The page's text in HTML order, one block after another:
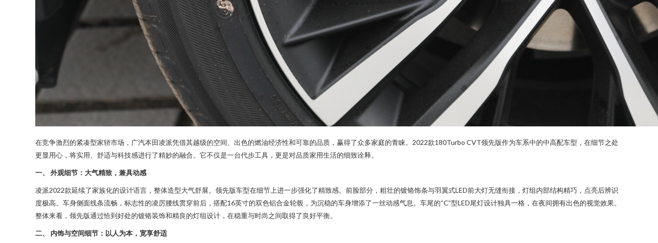
在竞争激烈的紧凑型家轿市场，广汽本田凌派凭借其越级的空间、出色的燃油经济性和可靠的品质，赢得了众多家庭的青睐。2022款180Turbo CVT领先版作为车系中的中高配车型，在细节之处
更显用心，将实用、舒适与科技感进行了精妙的融合。它不仅是一台代步工具，更是对品质家用生活的细致诠释。
一、 外观细节：大气精致，兼具动感
凌派2022款延续了家族化的设计语言，整体造型大气舒展。领先版车型在细节上进一步强化了精致感。前脸部分，粗壮的镀铬饰条与羽翼式LED前大灯无缝衔接，灯组内部结构精巧，点亮后辨识
度极高。车身侧面线条流畅，标志性的凌厉腰线贯穿前后，搭配16英寸的双色铝合金轮毂，为沉稳的车身增添了一丝动感气息。车尾的“C”型LED尾灯设计独具一格，在夜间拥有出色的视觉效果。
整体来看，领先版通过恰到好处的镀铬装饰和精良的灯组设计，在稳重与时尚之间取得了良好平衡。
二、 内饰与空间细节：以人为本，宽享舒适